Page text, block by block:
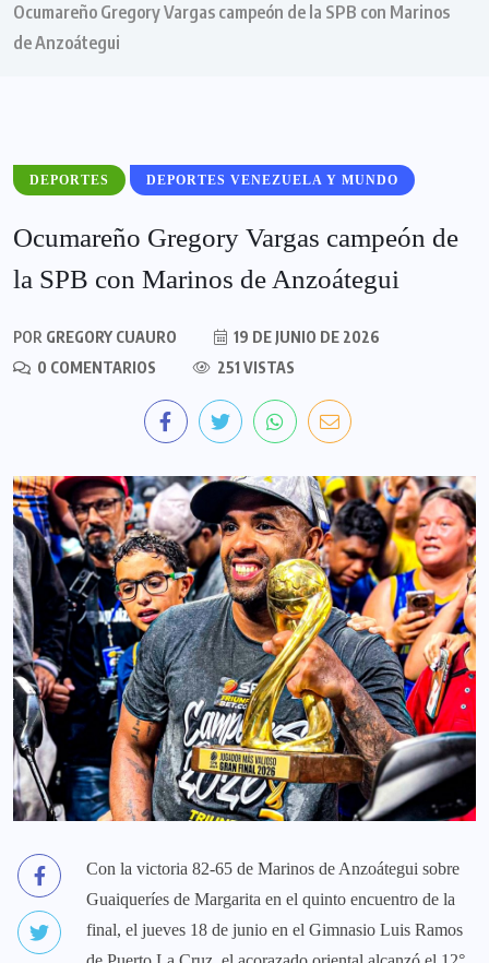
Ocumareño Gregory Vargas campeón de la SPB con Marinos
de Anzoátegui
DEPORTES DEPORTES VENEZUELA Y MUNDO
Ocumareño Gregory Vargas campeón de
la SPB con Marinos de Anzoátegui
POR GREGORY CUAURO
19 DE JUNIO DE 2026
0 COMENTARIOS
251 VISTAS
Con la victoria 82-65 de Marinos de Anzoátegui sobre
Guaiqueríes de Margarita en el quinto encuentro de la
final, el jueves 18 de junio en el Gimnasio Luis Ramos